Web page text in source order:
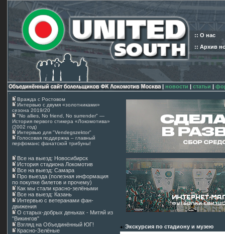
:: О нас
:: Архив
| новости | статьи |
Вражда с Ростовом
Интервью с двумя «золотниками»
сезона 2019/20
"No allies, No friend, No surrender" —
История первого стикера «Локомотива»
(2002 год)
Интервью для "Vendegszektor"
Голосовая поддержка – главный
перфоманс фанатской трибуны!
Все на выезд: Новосибирск
История стадиона Локомотив
Все на выезд: Самара
Про выезда (полезная информация
по покупке билетов и прочему)
Как мы стали красно-зелёными
Все на выезд: Казань
Интервью с ветеранами фан-
движения
О старых-добрых деньках - Митяй из
"Викингов"
Взгляд на Объединённый ЮГ!
Красно-Зелёные
Экскурсия по стадиону и музею